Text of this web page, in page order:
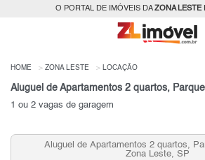
O PORTAL DE IMÓVEIS DAZONA LESTE
HOME ZONA LESTE LOCAÇÃO
1 ou 2 vagas de garagem
Aluguel de Apartamentos 2 quartos,
Zona Leste, SP